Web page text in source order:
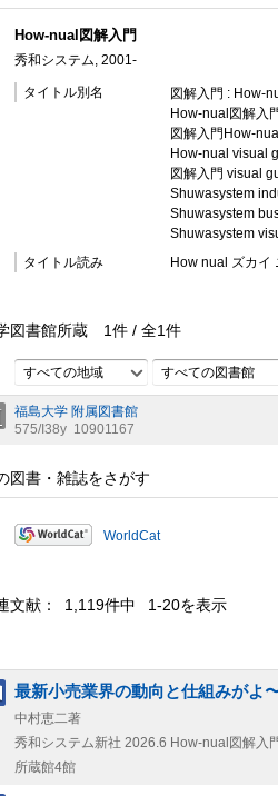
How-nual図解入門
秀和システム, 2001-
タイトル別名
図解入門 : How-
How-nual図解入
図解入門
How‐nual visual
図解入門 visual
Shuwasystem
Shuwasystem
Shuwasystem
タイトル読み
How nual ズカイ
図書館所蔵 1件 / 全1件
すべての地域 すべての図書館
福島大学 附属図書館
575/I38y 10901167
図書・雑誌をさがす
WorldCat
文献： 1,119件中 1-20を表示
最新小売業界の動向と仕組みがよ
中村恵二著
秀和システム新社 2026.6 How-nual図解入
所蔵館4館